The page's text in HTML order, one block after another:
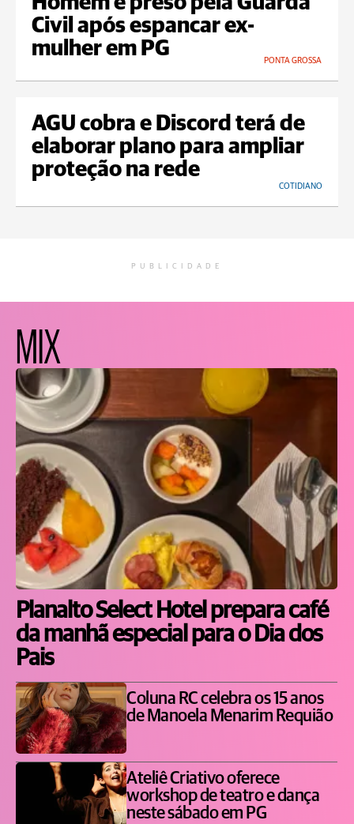
Civil após espancar ex-
mulher em PG
PONTA GROSSA
AGU cobra e Discord terá de
elaborar plano para ampliar
proteção na rede
COTIDIANO
PUBLICIDADE
MIX
Planalto Select Hotel prepara café
da manhã especial para o Dia dos
Pais
Coluna RC celebra os 15 anos
de Manoela Menarim Requião
Ateliê Criativo oferece
workshop de teatro e dança
neste sábado em PG